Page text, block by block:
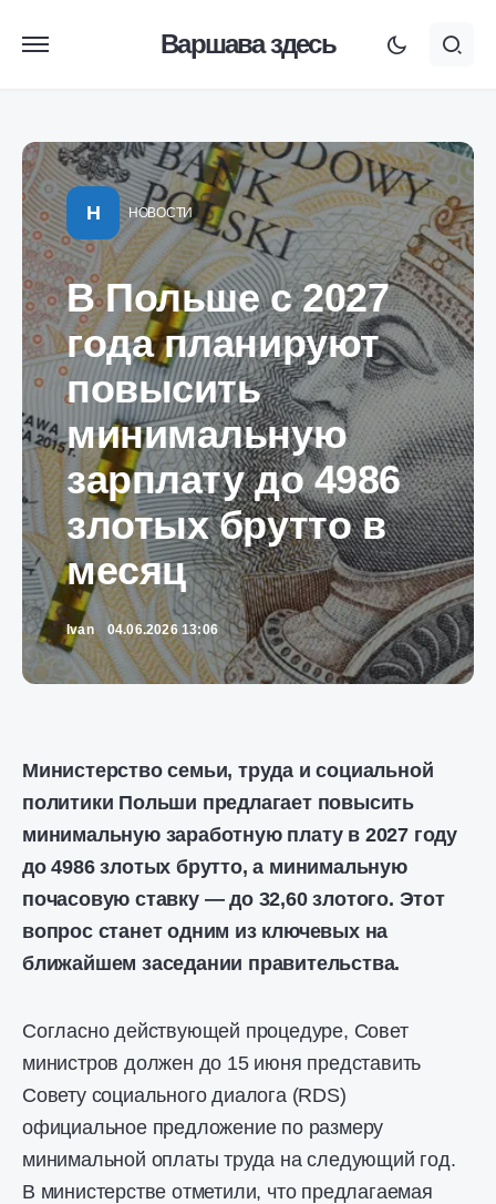
Варшава здесь
Н НОВОСТИ
В Польше с 2027
года планируют
повысить
минимальную
зарплату до 4986
злотых брутто в
месяц
Ivan 04.06.2026 13:06
Министерство семьи, труда и социальной
политики Польши предлагает повысить
минимальную заработную плату в 2027 году
до 4986 злотых брутто, а минимальную
почасовую ставку — до 32,60 злотого. Этот
вопрос станет одним из ключевых на
ближайшем заседании правительства.
Согласно действующей процедуре, Совет
министров должен до 15 июня представить
Совету социального диалога (RDS)
официальное предложение по размеру
минимальной оплаты труда на следующий год.
В министерстве отметили, что предлагаемая